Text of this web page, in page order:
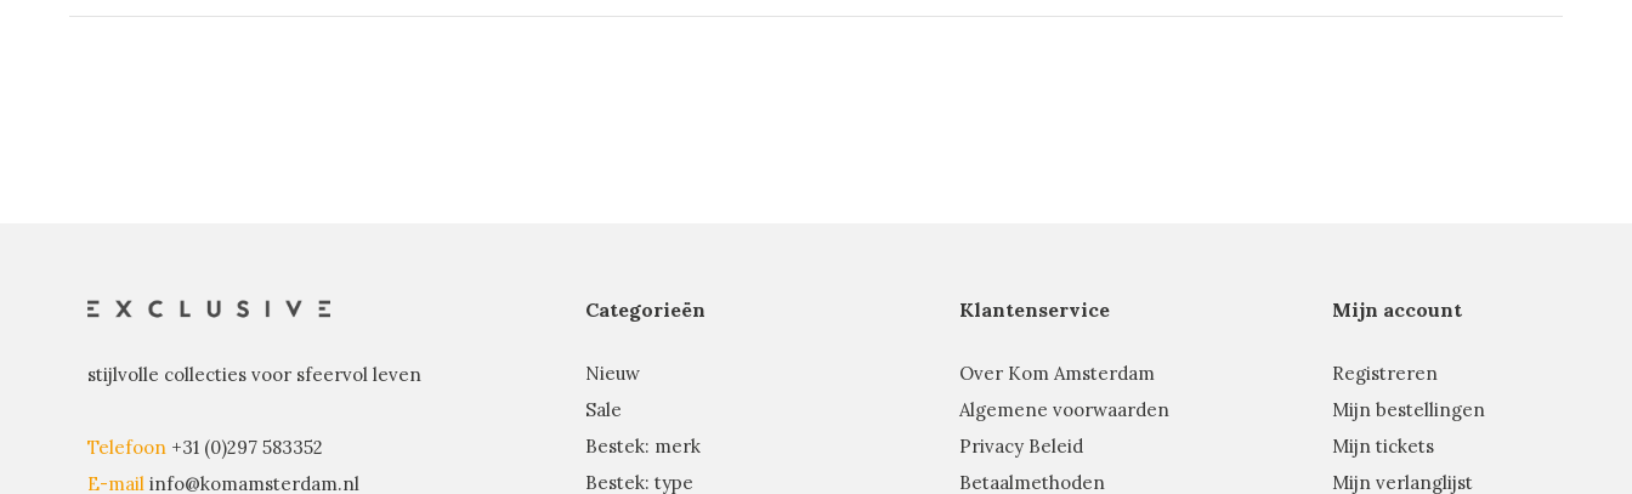
stijlvolle collecties voor sfeervol leven
Telefoon +31 (0)297 583352
E-mail info@komamsterdam.nl
Categorieën
Nieuw
Sale
Bestek: merk
Bestek: type
Klantenservice
Over Kom Amsterdam
Algemene voorwaarden
Privacy Beleid
Betaalmethoden
Mijn account
Registreren
Mijn bestellingen
Mijn tickets
Mijn verlanglijst